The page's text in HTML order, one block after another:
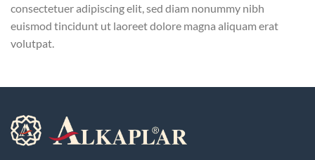
consectetuer adipiscing elit, sed diam nonummy nibh
euismod tincidunt ut laoreet dolore magna aliquam erat
volutpat.